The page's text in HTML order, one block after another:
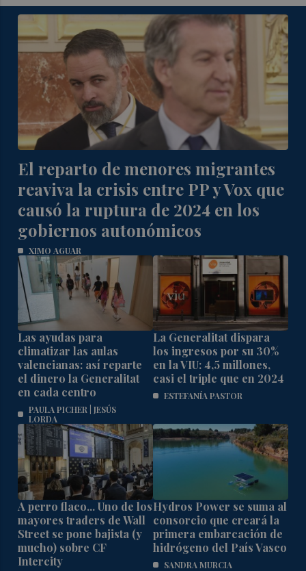
El reparto de menores migrantes
reaviva la crisis entre PP y Vox que
causó la ruptura de 2024 en los
gobiernos autonómicos
XIMO AGUAR
Las ayudas para
climatizar las aulas
valencianas: así reparte
el dinero la Generalitat
en cada centro
PAULA PICHER | JESÚS
LORDA
La Generalitat dispara
los ingresos por su 30%
en la VIU: 4,5 millones,
casi el triple que en 2024
ESTEFANÍA PASTOR
A perro flaco... Uno de los
mayores traders de Wall
Street se pone bajista (y
mucho) sobre CF
Intercity
Hydros Power se suma al
consorcio que creará la
primera embarcación de
hidrógeno del País Vasco
SANDRA MURCIA